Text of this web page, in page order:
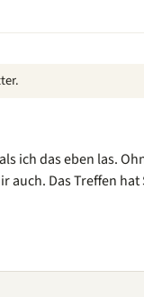
ich das eben las.
auch. Das Treffen hat